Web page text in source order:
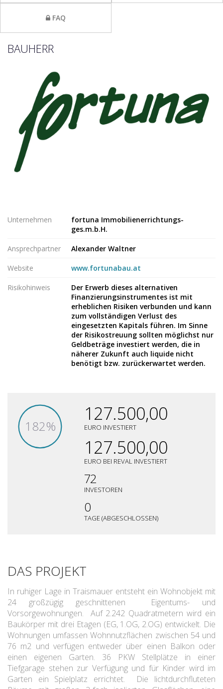
FAQ
BAUHERR
Unternehmen
fortuna Immobilienerrichtungs-
ges.m.b.H.
Ansprechpartner Alexander Waltner
Website www.fortunabau.at
Risikohinweis
Der Erwerb dieses alternativen
Finanzierungsinstrumentes ist mit
erheblichen Risiken verbunden und kann
zum vollständigen Verlust des
eingesetzten Kapitals führen. Im Sinne
der Risikostreuung sollten möglichst nur
Geldbeträge investiert werden, die in
näherer Zukunft auch liquide nicht
benötigt bzw. zurückerwartet werden.
182%
127.500,00
EURO INVESTIERT
127.500,00
EURO BEI REVAL INVESTIERT
72
INVESTOREN
0
TAGE (ABGESCHLOSSEN)
DAS PROJEKT
In ruhiger Lage in Traismauer entsteht ein Wohnobjekt mit
24 großzügig geschnittenen Eigentums- und
Vorsorgewohnungen. Auf 2.242 Quadratmetern wird ein
Baukörper mit drei Etagen (EG, 1.OG, 2.OG) entwickelt. Die
Wohnungen umfassen Wohnnutzflächen zwischen 54 und
76 m2 und verfügen entweder über einen Balkon oder
einen eigenen Garten. 36 PKW Stellplätze in einer
Tiefgarage stehen zur Verfügung und für Kinder wird im
Garten ein Spielplatz errichtet. Die lichtdurchfluteten